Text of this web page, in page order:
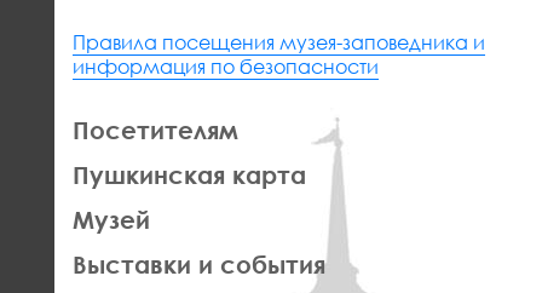
Правила посещения музея-заповедника и
информация по безопасности
ЛЕВАЯ
ЧАСТЬ
ФУТЕР
Посетителям
Пушкинская карта
Музей
Выставки и события